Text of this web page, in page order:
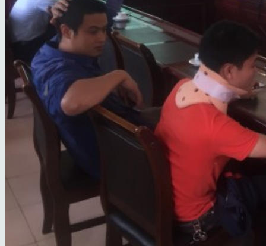
QUẢN LÝ TỔNG THỂ MẠNG LƯỚI ĐIỆN
QUẢN LÝ KHU CÔNG NGHIỆP, KHU ĐÔ THỊ
QUẢN LÝ HỆ THỐNG ĐƯỜNG ĐÔ THỊ
GIÁM SÁT KIỂM TRA HIỆN TRƯỜNG LƯỚI
QUẢN LÝ KIỂM TRA HIỆN TRƯỜNG MẠNG
QUẢN LÝ VÀ BẢO TRÌ HỆ THỐNG MẠNG
GIẢI PHÁP CHO NGƯỜI DÂN
CUNG CẤP THÔNG TIN QUY HOẠCH XÂY